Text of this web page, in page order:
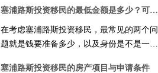
塞浦路斯投资移民的最低金额是多少？可以直接拿永居吗？
在考虑塞浦路斯投资移民，最常见的两个问
题就是钱要准备多少，以及身份是不是一步
塞浦路斯投资移民的房产项目与申请条件